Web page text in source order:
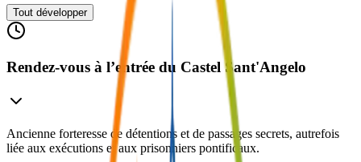
Tout développer
Rendez-vous à l’entrée du Castel Sant'Angelo
Ancienne forteresse de détentions et de passages secrets, autrefois
liée aux exécutions et aux prisonniers pontificaux.